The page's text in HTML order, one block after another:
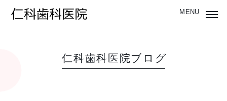
仁科歯科医院ブログ